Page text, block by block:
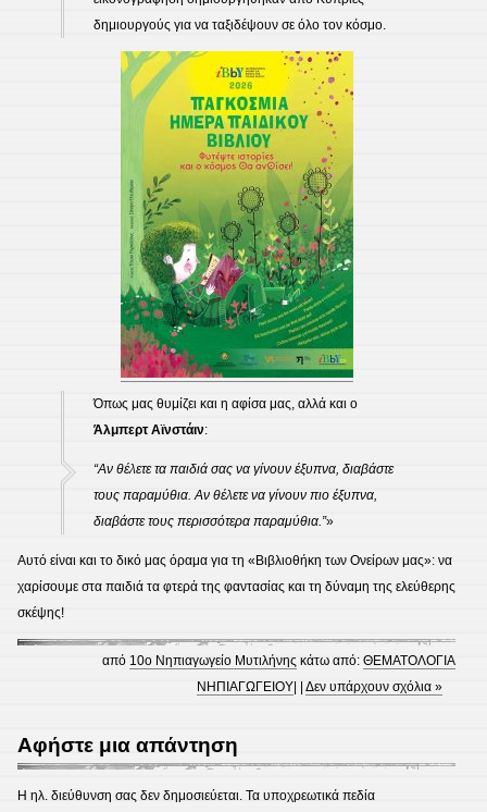
δημιουργούς για να ταξιδέψουν σε όλο τον κόσμο.
Όπως μας θυμίζει και η αφίσα μας, αλλά και ο
Άλμπερτ Αϊνστάιν:
“Αν θέλετε τα παιδιά σας να γίνουν έξυπνα, διαβάστε
τους παραμύθια. Αν θέλετε να γίνουν πιο έξυπνα,
διαβάστε τους περισσότερα παραμύθια.”»
Αυτό είναι και το δικό μας όραμα για τη «Βιβλιοθήκη των Ονείρων μας»: να
χαρίσουμε στα παιδιά τα φτερά της φαντασίας και τη δύναμη της ελεύθερης
σκέψης!
από 10ο Νηπιαγωγείο Μυτιλήνης κάτω από:ΘΕΜΑΤΟΛΟΓΙΑ
ΝΗΠΙΑΓΩΓΕΙΟΥ | |Δεν υπάρχουν σχόλια »
Αφήστε μια απάντηση
Η ηλ. διεύθυνση σας δεν δημοσιεύεται. Τα υποχρεωτικά πεδία